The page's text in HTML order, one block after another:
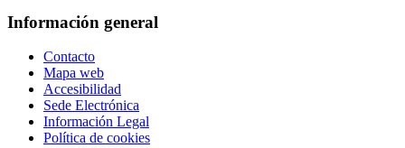
Información general
Contacto
Mapa web
Accesibilidad
Sede Electrónica
Información Legal
Política de cookies